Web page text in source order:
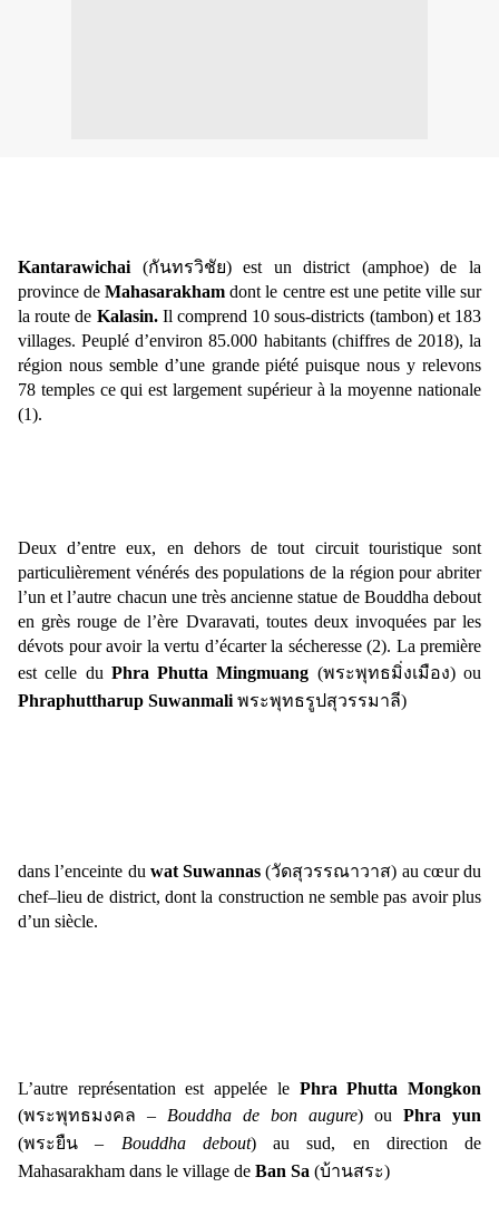
Kantarawichai (กันทรวิชัย)est un district (amphoe) de la
province deMahasarakham dont le centre est une petite ville sur
la route de Kalasin. Il comprend 10 sous-districts (tambon) et 183
villages. Peuplé d’environ 85.000 habitants (chiffres de 2018), la
région nous semble d’une grande piété puisque nous y relevons
78 temples ce qui est largement supérieur à la moyenne nationale
(1).
Deux d’entre eux, en dehors de tout circuit touristique sont
particulièrement vénérés des populations de la région pour abriter
l’un et l’autre chacun une très ancienne statue de Bouddha debout
en grès rouge de l’ère Dvaravati, toutes deux invoquées par les
dévots pour avoir la vertu d’écarter la sécheresse (2). La première
est celle du Phra Phutta Mingmuang (พระพุทธมิ่งเมือง)ou
Phraphuttharup Suwanmali พระพุทธรูปสุวรรมาลี)
dans l’enceinte du wat Suwannas(วัดสุวรรณาวาส) au cœur du
chef–lieu de district, dont la construction ne semble pas avoir plus
d’un siècle.
L’autre représentation est appelée le Phra Phutta Mongkon
(พระพุทธมงคล – Bouddha de bon augure) ou Phra yun
(พระยืน– Bouddha debout) au sud, en direction de
Mahasarakham dans le village de Ban Sa (บ้านสระ)